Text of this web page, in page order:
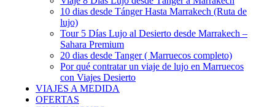
10 dias desde Tánger Hasta Marrakech (Ruta de
lujo)
Tour 5 Días Lujo al Desierto desde Marrakech –
Sahara Premium
20 dias desde Tanger ( Marruecos completo)
Por qué contratar un viaje de lujo en Marruecos
con Viajes Desierto
VIAJES A MEDIDA
OFERTAS